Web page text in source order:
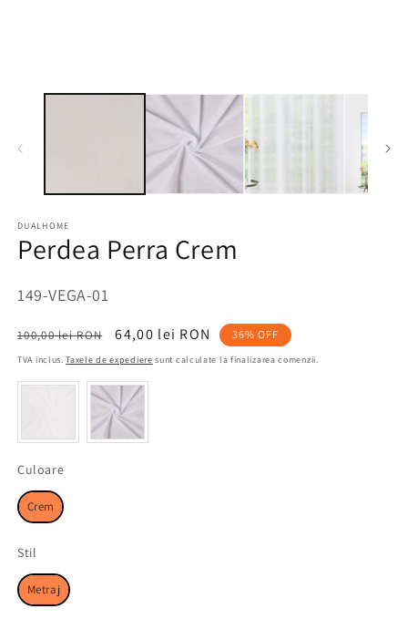
DUALHOME
Perdea Perra Crem
SKU:
149-VEGA-01
Preț
obișnuit
100,00 lei RON
Preț
redus
64,00 lei RON 36% OFF
TVA inclus.Taxele de expediere sunt calculate la finalizarea comenzii.
CuloareCuloare
Crem
Stil
Metraj